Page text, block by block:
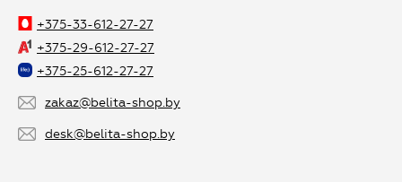
+375-33-612-27-27
+375-29-612-27-27
+375-25-612-27-27
zakaz@belita-shop.by
desk@belita-shop.by